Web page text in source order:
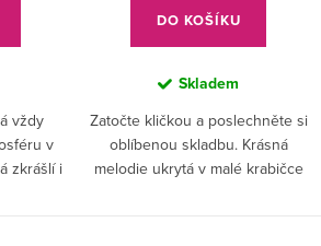
vždy
v
zkrášlí i
DO KOŠÍKU
Skladem
Zatočte kličkou a poslechněte si
oblíbenou skladbu. Krásná
melodie ukrytá v malé krabičce